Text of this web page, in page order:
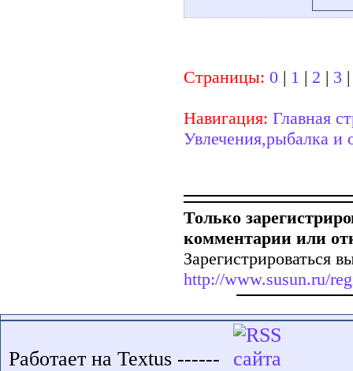
Страницы: 0 | 1 | 2 | 3
Навигация: Главная
Увлечения,рыбалка и
Только
комментарии или
Зарегистрироваться
http://www.susun.ru/
Работает на Textus ------